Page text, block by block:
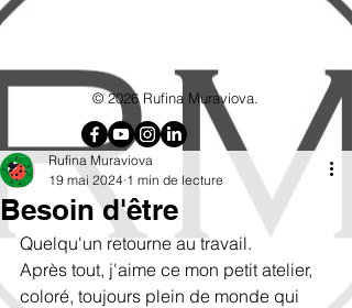
google7d4e4d8192715b6f.html
© 2026 Rufina Muraviova.
Besoin d'être
Rufina Muraviova
19 mai 2024 1 min de lecture
Quelqu'un retourne au travail.
Après tout, j'aime ce mon petit atelier,
coloré, toujours plein de monde qui